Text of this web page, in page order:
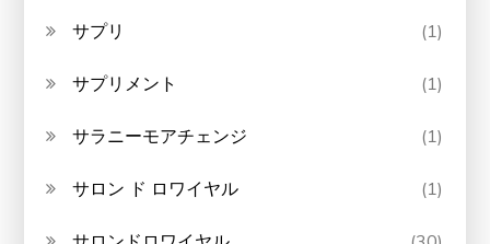
サプリ (1)
サプリメント (1)
サラニーモアチェンジ (1)
サロン ド ロワイヤル (1)